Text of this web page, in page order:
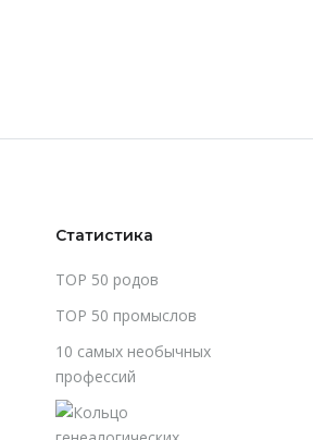
Статистика
TOP 50 родов
TOP 50 промыслов
10 самых необычных
профессий